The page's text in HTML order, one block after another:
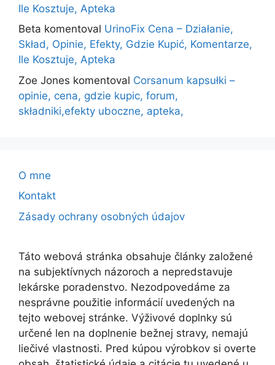
Ile Kosztuje, Apteka
Beta komentoval UrinoFix Cena – Działanie,
Skład, Opinie, Efekty, Gdzie Kupić, Komentarze,
Ile Kosztuje, Apteka
Zoe Jones komentoval Corsanum kapsułki –
opinie, cena, gdzie kupic, forum,
składniki,efekty uboczne, apteka,
O mne
Kontakt
Zásady ochrany osobných údajov
Táto webová stránka obsahuje články založené
na subjektívnych názoroch a nepredstavuje
lekárske poradenstvo. Nezodpovedáme za
nesprávne použitie informácií uvedených na
tejto webovej stránke. Výživové doplnky sú
určené len na doplnenie bežnej stravy, nemajú
liečivé vlastnosti. Pred kúpou výrobkov si overte